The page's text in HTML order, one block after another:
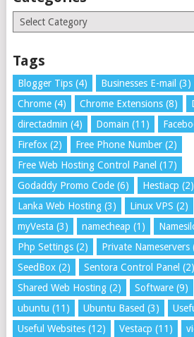
Categories
Tags
Blogger Tips(4) Businesses E-mail (3)
Chrome(4) Chrome Extensions(8)
directadmin (4) Domain (11)
Firefox(2) Free Phone Number(2)
Free Web Hosting Control Panel (17)
Godaddy Promo Code(6) Hestiacp (2)
Lanka Web Hosting(3) Linux VPS (2)
myVesta (3) namecheap (1)
Php Settings(2) Private Nameservers
SeedBox(2) Sentora Control Panel (2)
Shared Web Hosting(2) Software(9)
ubuntu (11) Ubuntu Based (3)
Useful Websites(12) Vestacp (11)